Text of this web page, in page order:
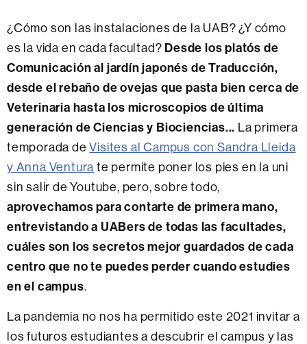
¿Cómo son las instalaciones de la UAB? ¿Y cómo
es la vida en cada facultad? Desde los platós de
Comunicación al jardín japonés de Traducción,
desde el rebaño de ovejas que pasta bien cerca de
Veterinaria hasta los microscopios de última
generación de Ciencias y Biociencias... La primera
temporada deVisites al Campus con Sandra Lleida
y Anna Ventura te permite poner los pies en la uni
sin salir de Youtube, pero, sobre todo,
aprovechamos para contarte de primera mano,
entrevistando a UABers de todas las facultades,
cuáles son los secretos mejor guardados de cada
centro que no te puedes perder cuando estudies
en el campus.
La pandemia no nos ha permitido este 2021 invitar a
los futuros estudiantes a descubrir el campus y las